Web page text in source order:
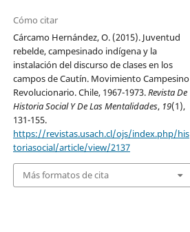
Cómo citar
Cárcamo Hernández, O. (2015). Juventud
rebelde, campesinado indígena y la
instalación del discurso de clases en los
campos de Cautín. Movimiento Campesino
Revolucionario. Chile, 1967-1973.Revista De
Historia Social Y De Las Mentalidades, 19(1),
131-155.
https://revistas.usach.cl/ojs/index.php/his
toriasocial/article/view/2137
Más formatos de cita